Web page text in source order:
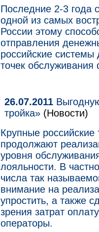
Последние 2-3 года
одной из самых
России этому
отправления
российские
точек обслуживания
26.07.2011
тройка» (Новости)
Крупные
продолжают
уровня
лояльности. В
числа так
внимание на
упростить, а также
зрения затрат
операторы.